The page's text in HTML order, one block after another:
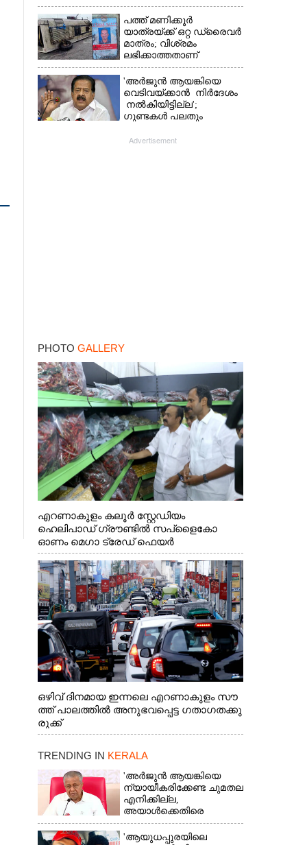
നിരവധിപേർ
ഗുരുതരാവസ്ഥയിൽ
പത്ത് മണിക്കൂർ
യാത്രയ്‌ക്ക് ഒറ്റ ഡ്രൈവർ
മാത്രം; വിശ്രമം
ലഭിക്കാത്തതാണ്
കെഎസ്‌ആർടിസി
അപകടത്തിന്
കാരണമെന്ന് വിമർശനം
'അർജുൻ ആയങ്കിയെ
വെടിവയ്ക്കാൻ നിർദേശം
നൽകിയിട്ടില്ല';
ഗുണ്ടകൾ പലതും
ചെന്നിത്തല
Advertisement
PHOTO GALLERY
എറണാകുളം കലൂർ സ്റ്റേഡിയം
ഹെലിപാഡ് ഗ്രൗണ്ടിൽ സപ്ളൈകോ
ഓണം മെഗാ ട്രേഡ് ഫെയർ
സംസ്ഥാനതല ഉദ്ഘാടനം നിർവഹിച്ച്
സ്റ്റാൾ സന്ദർശിക്കുന്ന മുഖ്യമന്ത്രി വി.ഡി.
സതീശൻ. മന്ത്രി അനൂപ് ജേക്കബ് സമീപം
ഒഴിവ് ദിനമായ ഇന്നലെ എറണാകുളം സൗ
ത്ത് പാലത്തിൽ അനുഭവപ്പെട്ട ഗതാഗതക്കു
രുക്ക്
TRENDING IN KERALA
'അർജുൻ ആയങ്കിയെ
ന്യായീകരിക്കേണ്ട ചുമതല
എനിക്കില്ല,
അയാൾക്കെതിരെ
നടപടിയെടുത്തോട്ടെ'
'ആയുധപ്പുരയിലെ